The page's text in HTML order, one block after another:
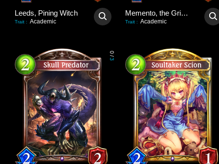
Leeds, Pining Witch
Trait : Academic
Memento, the Grim Teacher
Trait : Academic
0
/
3